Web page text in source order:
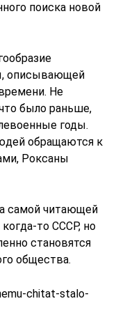
поиска новой
описывающей
Не
было раньше,
годы.
обращаются к
Роксаны
самой читающей
то СССР, но
становятся
общества.
chitat-stalo-